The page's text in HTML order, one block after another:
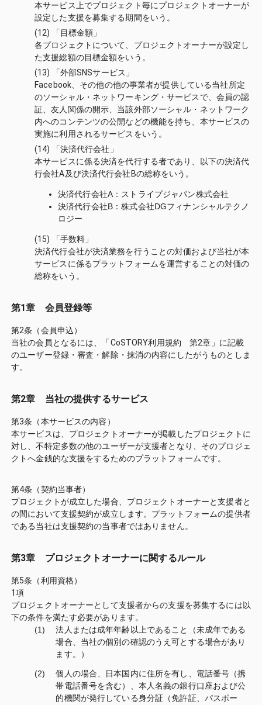
本サービス上でプロジェクト毎にプロジェクトオーナーが
設定した支援を募集する期間をいう。
(12) 「目標金額」
各プロジェクトについて、プロジェクトオーナーが設定し
た支援総額の目標金額をいう。
(13) 「外部SNSサービス」
Facebook、その他の他の事業者が提供している当社所定
のソーシャル・ネットワーキング・サービスで、会員の認
証、友人関係の開示、当該外部ソーシャル・ネットワーク
内へのコンテンツの公開などの機能を持ち、本サービスの
実施に利用されるサービスをいう。
(14) 「決済代行会社」
本サービスに係る決済を代行する者であり、以下の決済代
行会社A及び決済代行会社Bの総称をいう。
決済代行会社A：ストライプジャパン株式会社
決済代行会社B：株式会社DGフィナンシャルテクノ
ロジー
(15) 「手数料」
決済代行会社が決済業務を行うことの対価および当社が本
サービスに係るプラットフォームを運営することの対価の
総称をいう。
第1章 会員登録等
第2条（会員申込）
当社の会員となるには、「CoSTORY利用規約 第2章」に記載
のユーザー登録・審査・解除・抹消の内容にしたがうものとしま
す。
第2章 当社の提供するサービス
第3条（本サービスの内容）
本サービスは、プロジェクトオーナーが掲載したプロジェクトに
対し、不特定多数の他のユーザーが支援者となり、そのプロジェ
クトへ金銭的な支援をするためのプラットフォームです。
第4条（契約当事者）
プロジェクトが成立した場合、プロジェクトオーナーと支援者と
の間において支援契約が成立します。プラットフォームの提供者
である当社は支援契約の当事者ではありません。
第3章 プロジェクトオーナーに関するルール
第5条（利用資格）
1項
プロジェクトオーナーとして支援者からの支援を募集するには以
下の条件を満たす必要があります。
(1)
法人または成年年齢以上であること（未成年である
場合、当社の個別の確認のうえ可とする場合があり
ます。）
(2)
個人の場合、日本国内に住所を有し、電話番号（携
帯電話番号を含む）、本人名義の銀行口座および公
的機関が発行している身分証（免許証、パスポー